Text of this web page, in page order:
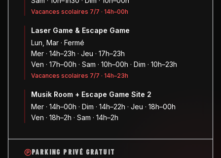
Vacances scolaires 7/7 · 14h–00h
Laser Game & Escape Game
Lun, Mar · Fermé
Mer · 14h–23h · Jeu · 17h–23h
Ven · 17h–00h · Sam · 10h–00h · Dim · 10h–23h
Vacances scolaires 7/7 · 14h–23h
Musik Room + Escape Game Site 2
Mer · 14h–00h · Dim · 14h–22h · Jeu · 18h–00h
Ven · 18h–2h · Sam · 14h–2h
PARKING PRIVÉ GRATUIT